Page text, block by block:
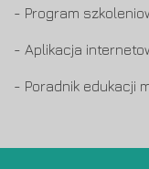
- Program
- Aplikacja
- Poradnik edukacji